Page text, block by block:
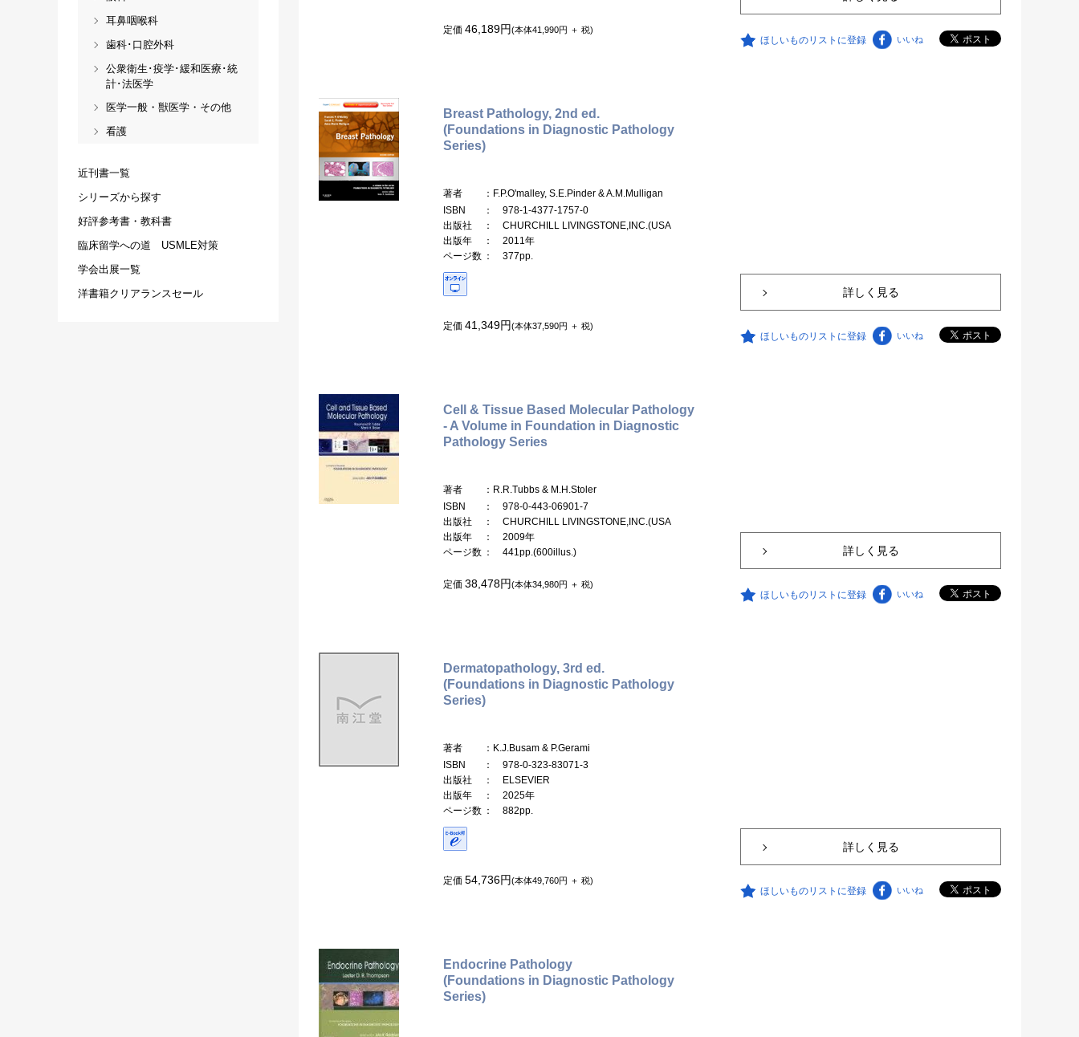
定価 46,189円(本体41,990円 ＋ 税)
ほしいものリストに登録 いいね
Breast Pathology, 2nd ed.
(Foundations in Diagnostic Pathology
Series)
著者
：F.P.O'malley, S.E.Pinder & A.M.Mulligan
ISBN
： 978-1-4377-1757-0
出版社
： CHURCHILL LIVINGSTONE,INC.(USA
出版年
： 2011年
ページ数 ： 377pp.
定価 41,349円(本体37,590円 ＋ 税)
詳しく見る
ほしいものリストに登録 いいね
Cell & Tissue Based Molecular Pathology
- A Volume in Foundation in Diagnostic
Pathology Series
著者
：R.R.Tubbs & M.H.Stoler
ISBN
： 978-0-443-06901-7
出版社
： CHURCHILL LIVINGSTONE,INC.(USA
出版年
： 2009年
ページ数 ： 441pp.(600illus.)
定価 38,478円(本体34,980円 ＋ 税)
詳しく見る
ほしいものリストに登録 いいね
Dermatopathology, 3rd ed.
(Foundations in Diagnostic Pathology
Series)
著者
：K.J.Busam & P.Gerami
ISBN
： 978-0-323-83071-3
出版社
： ELSEVIER
出版年
： 2025年
ページ数 ： 882pp.
定価 54,736円(本体49,760円 ＋ 税)
詳しく見る
ほしいものリストに登録 いいね
Endocrine Pathology
(Foundations in Diagnostic Pathology
Series)
耳鼻咽喉科
歯科･口腔外科
公衆衛生･疫学･緩和医療･統
計･法医学
医学一般・獣医学・その他
看護
近刊書一覧
シリーズから探す
好評参考書・教科書
臨床留学への道 USMLE対策
学会出展一覧
洋書籍クリアランスセール